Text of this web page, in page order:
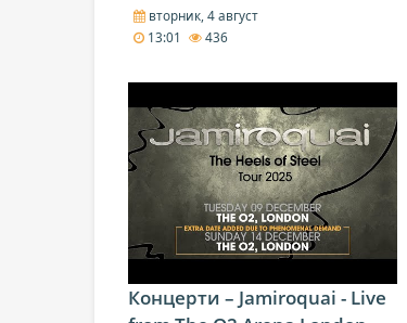
вторник, 4 август
13:01
436
Концерти – Jamiroquai - Live